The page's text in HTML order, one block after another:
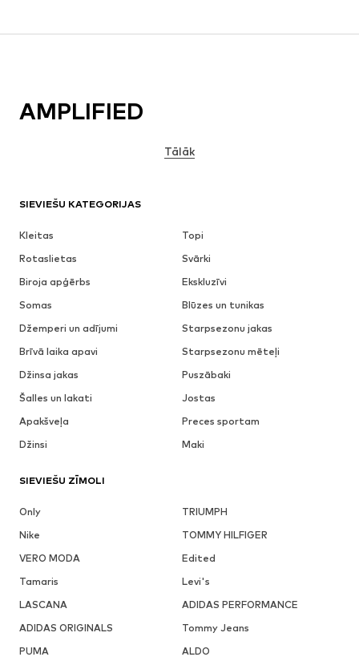
SIEVIEŠU KATEGORIJAS
Kleitas
Topi
Rotaslietas
Svārki
Biroja apģērbs
Ekskluzīvi
Somas
Blūzes un tunikas
Džemperi un adījumi
Starpsezonu jakas
Brīvā laika apavi
Starpsezonu mēteļi
Džinsa jakas
Puszābaki
Šalles un lakati
Jostas
Apakšveļa
Preces sportam
Džinsi
Maki
SIEVIEŠU ZĪMOLI
Only
TRIUMPH
Nike
TOMMY HILFIGER
VERO MODA
Edited
Tamaris
Levi's
LASCANA
ADIDAS PERFORMANCE
ADIDAS ORIGINALS
Tommy Jeans
PUMA
ALDO
AMPLIFIED
Tālāk